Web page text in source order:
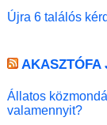
Újra 6 találós
AKASZTÓFA
Állatos
valamennyit?